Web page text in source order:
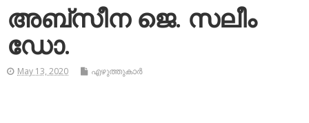
അബ്‌സീന ജെ. സലീം
ഡോ.
May 13, 2020 എഴുത്തുകാര്‍